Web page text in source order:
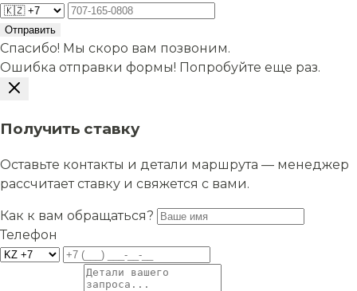
Отправить
Спасибо! Мы скоро вам позвоним.
Ошибка отправки формы! Попробуйте еще раз.
Получить ставку
Оставьте контакты и детали маршрута — менеджер
рассчитает ставку и свяжется с вами.
Как к вам обращаться?
Телефон